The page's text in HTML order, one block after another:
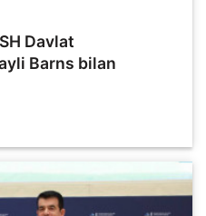
Davlat
Barns bilan